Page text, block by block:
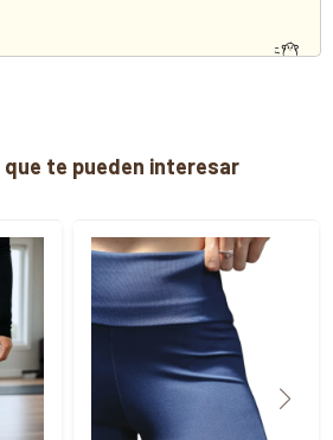
te pueden interesar